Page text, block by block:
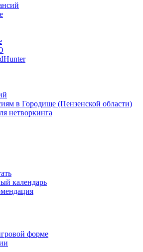
в Городище (Пензенской области)
нетворкинга
календарь
форме